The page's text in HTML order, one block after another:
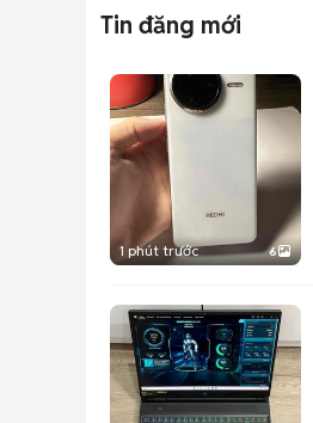
Tin đăng mới
1 phút trước 6